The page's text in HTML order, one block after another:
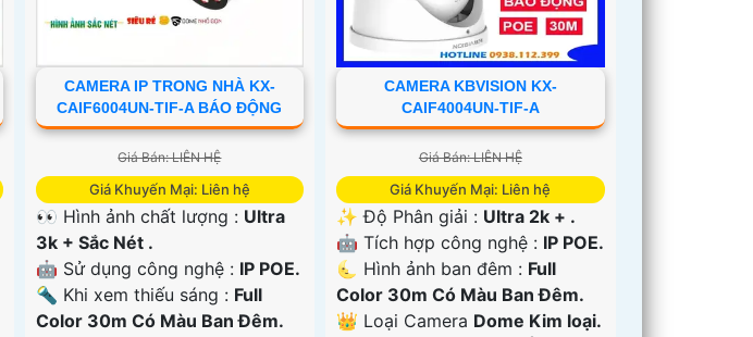
CAMERA IP TRONG NHÀ KX-
CAIF6004UN-TIF-A BÁO ĐỘNG
Giá Bán: LIÊN HỆ
Giá Khuyến Mại: Liên hệ
👀 Hình ảnh chất lượng : Ultra
3k + Sắc Nét .
🤖️ Sử dụng công nghệ : IP POE.
🔦 Khi xem thiếu sáng : Full
Color 30m Có Màu Ban Ðêm.
CAMERA KBVISION KX-
CAIF4004UN-TIF-A
Giá Bán: LIÊN HỆ
Giá Khuyến Mại: Liên hệ
✨ Độ Phân giải : Ultra 2k + .
🤖️ Tích hợp công nghệ : IP POE.
🌜 Hình ảnh ban đêm : Full
Color 30m Có Màu Ban Ðêm.
👑 Loại Camera Dome Kim loại.